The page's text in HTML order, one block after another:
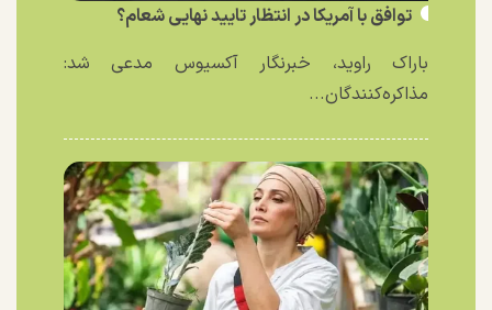
توافق با آمریکا در انتظار تایید نهایی شعام؟
باراک راوید، خبرنگار آکسیوس مدعی شد:
مذاکره‌کنندگان...